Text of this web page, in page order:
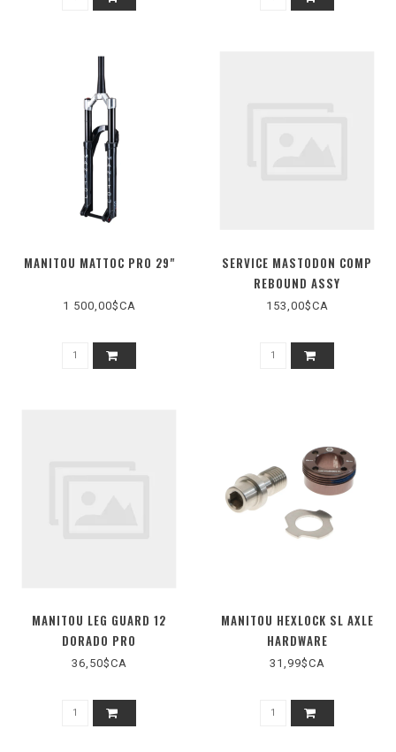
MANITOU MATTOC PRO 29"
1 500,00$CA
SERVICE MASTODON COMP
REBOUND ASSY
153,00$CA
MANITOU LEG GUARD 12
DORADO PRO
36,50$CA
MANITOU HEXLOCK SL AXLE
HARDWARE
31,99$CA